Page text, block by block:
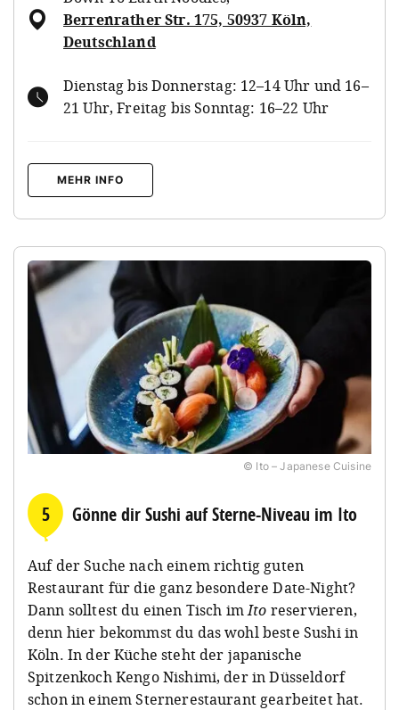
Berrenrather Str. 175, 50937 Köln,
Deutschland
Dienstag bis Donnerstag: 12–14 Uhr und 16–
21 Uhr, Freitag bis Sonntag: 16–22 Uhr
MEHR INFO
© Ito – Japanese Cuisine
5 Gönne dir Sushi auf Sterne-Niveau im Ito
Auf der Suche nach einem richtig guten
Restaurant für die ganz besondere Date-Night?
Dann solltest du einen Tisch imIto reservieren,
denn hier bekommst du das wohl beste Sushi in
Köln. In der Küche steht der japanische
Spitzenkoch Kengo Nishimi, der in Düsseldorf
schon in einem Sternerestaurant gearbeitet hat.